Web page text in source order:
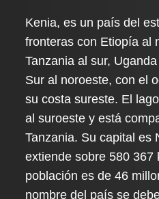
Kenia, es un país del
fronteras con Etiopía al
Tanzania al sur,
Sur al noroeste, con el
su costa sureste. El
al suroeste y está
Tanzania. Su capital es
extiende sobre 580 367
población es de 46
nombre del país se